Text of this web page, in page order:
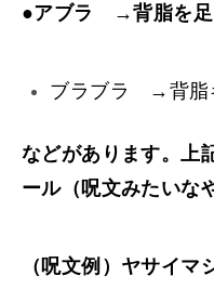
●アブラ →背脂を足
ブラブラ →背脂
などがあります。上
ール（呪文みたいな
（呪文例）ヤサイマ